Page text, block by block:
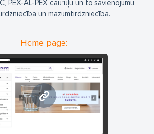
PEX-AL-PEX cauruļu un to savienojumu
un mazumtirdzniecība.
Home page:
www.stamars.lv